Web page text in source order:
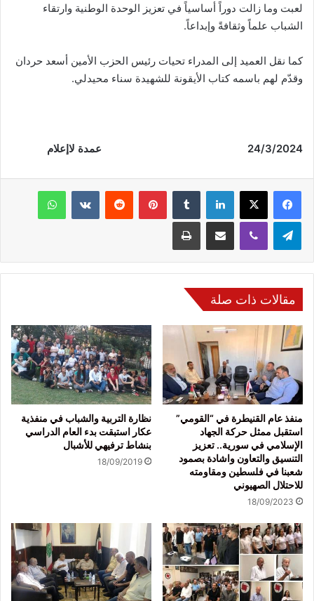
لعبت وما زالت دوراً أساسياً في تعزيز الوحدة الوطنية وارتقاء
الشباب علماً وثقافةً وإبداعاً.
كما نقل العميد إلى المدراء تحيات رئيس الحزب الأمين أسعد حردان
وقدّم لهم باسمه كتاب الأيقونة للشهيدة سناء محيدلي.
24/3/2024 عمدة لاإعلام
فيسبوك لينكدإن بينتيريست
مقالات ذات صلة
منفذ عام القنيطرة في “القومي”
استقبل ممثل حركة الجهاد
الإسلامي في سورية.. تعزيز
التنسيق والتعاون واشادة بصمود
شعبنا في فلسطين ومقاومته
للاحتلال الصهيوني
18/09/2023
نظارة التربية والشباب في منفذية
عكار استبقت بدء العام الدراسي
بنشاط ترفيهي للأشبال
18/09/2019